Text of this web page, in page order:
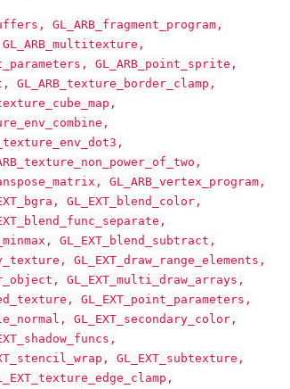
GL_ARB_fragment_program,
GL_ARB_multitexture,
GL_ARB_point_sprite,
GL_ARB_texture_border_clamp,
GL_ARB_vertex_program,
GL_EXT_blend_color,
GL_EXT_blend_subtract,
GL_EXT_draw_range_elements,
GL_EXT_multi_draw_arrays,
GL_EXT_point_parameters,
GL_EXT_secondary_color,
GL_EXT_subtexture,